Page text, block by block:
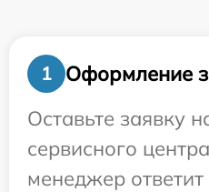
1
Оформление
Оставьте заявку
сервисного
менеджер